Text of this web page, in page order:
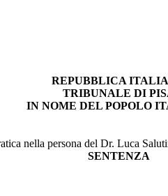
REPUBBLICA
TRIBUNALE DI
IN NOME DEL POPOLO
nella persona del Dr. Luca
SENTENZA